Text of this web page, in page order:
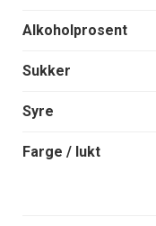
Alkoholprosent
Sukker
Syre
Farge / lukt